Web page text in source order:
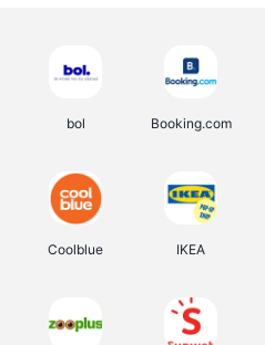
bol Booking.com
Coolblue IKEA